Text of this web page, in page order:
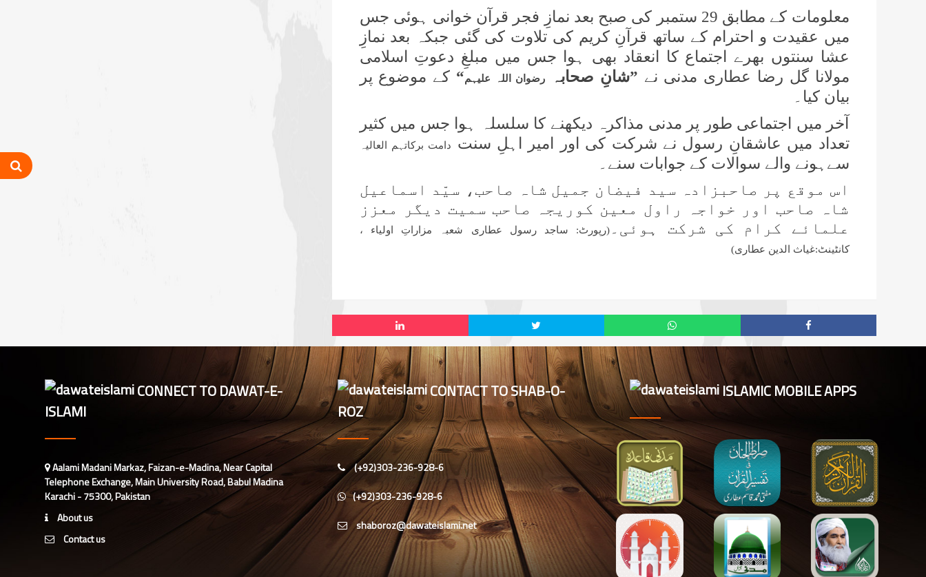
معلومات کے مطابق 29 ستمبر کی صبح بعد نمازِ فجر قرآن خوانی ہوئی جس
میں عقیدت و احترام کے ساتھ قرآنِ کریم کی تلاوت کی گئی جبکہ بعد نمازِ
عشا سنتوں بھرے اجتماع کا انعقاد بھی ہوا جس میں مبلغِ دعوتِ اسلامی
مولانا گل رضا عطاری مدنی نے ”شانِ صحابہ رضوان اللہ علیہم“ کے موضوع پر
بیان کیا۔
آخر میں اجتماعی طور پر مدنی مذاکرہ دیکھنے کا سلسلہ ہوا جس میں کثیر
تعداد میں عاشقانِ رسول نے شرکت کی اور امیر اہلِ سنت
دامت برکاتہم العالیہ
سےہونے والے سوالات کے جوابات سنے۔
اس موقع پر صاحبزادہ سید فیضان جمیل شاہ صاحب، سیّد اسماعیل
شاہ صاحب اور خواجہ راول معین کوریجہ صاحب سمیت دیگر معزز
علمائے کرام کی شرکت ہوئی۔ (رپورٹ: ساجد رسول عطاری شعبہ مزاراتِ اولیاء ،
کانٹینٹ:غیاث الدین عطاری)
CONNECT TO DAWAT-E-
ISLAMI
Aalami Madani Markaz, Faizan-e-Madina, Near Capital
Telephone Exchange, Main University Road, Babul Madina
Karachi - 75300, Pakistan
About us
Contact us
CONTACT TO SHAB-O-
ROZ
(+92)303-236-928-6
(+92)303-236-928-6
shaboroz@dawateislami.net
ISLAMIC MOBILE APPS